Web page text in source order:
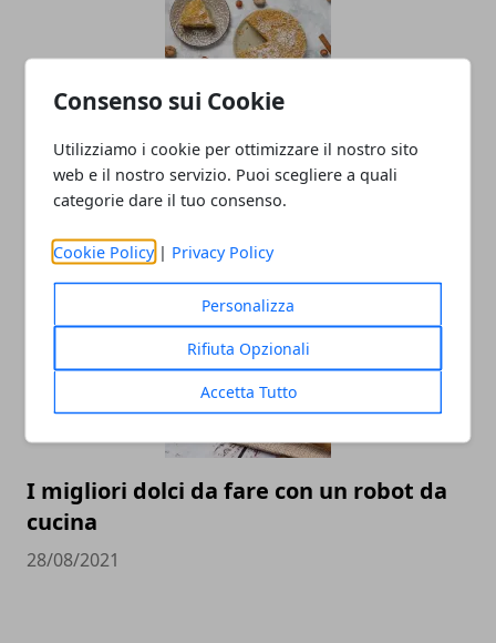
Consenso sui Cookie
Utilizziamo i cookie per ottimizzare il nostro sito
web e il nostro servizio. Puoi scegliere a quali
categorie dare il tuo consenso.
Cookie Policy | Privacy Policy
Personalizza
Rifiuta Opzionali
Accetta Tutto
Torta Camilla alle Carote: la ricetta
completa con il bimby
13/09/2021
I migliori dolci da fare con un robot da
cucina
28/08/2021